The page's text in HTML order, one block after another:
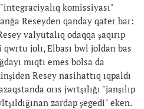
komissiyası"
Reseyden qanday qater bar:
valyutalıq odaqqa şaqırıp
jolı, Elbası bwl joldan bas
mıqtı emes bolsa da
Resey nasihattıq ıqpaldı
orıs jwrtşılığı "janşılıp
zardap şegedi" eken.